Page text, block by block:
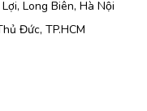
Long Biên, Hà Nội
Đức, TP.HCM